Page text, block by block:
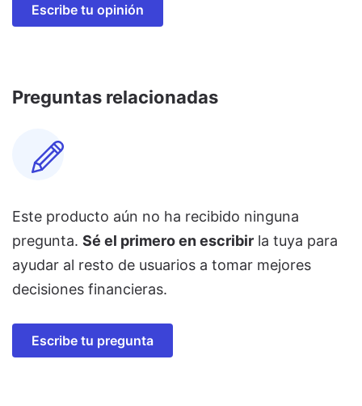
Escribe tu opinión
Preguntas relacionadas
Este producto aún no ha recibido ninguna
pregunta. Sé el primero en escribir la tuya para
ayudar al resto de usuarios a tomar mejores
decisiones financieras.
Escribe tu pregunta